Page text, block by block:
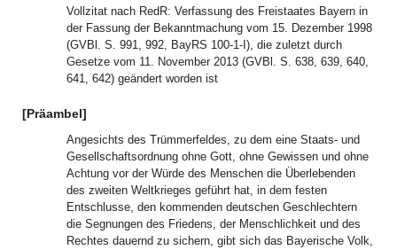
Vollzitat nach RedR: Verfassung des Freistaates Bayern in
der Fassung der Bekanntmachung vom 15. Dezember 1998
(GVBl. S. 991, 992, BayRS 100-1-I), die zuletzt durch
Gesetze vom 11. November 2013 (GVBl. S. 638, 639, 640,
641, 642) geändert worden ist
[Präambel]
Angesichts des Trümmerfeldes, zu dem eine Staats- und
Gesellschaftsordnung ohne Gott, ohne Gewissen und ohne
Achtung vor der Würde des Menschen die Überlebenden
des zweiten Weltkrieges geführt hat, in dem festen
Entschlusse, den kommenden deutschen Geschlechtern
die Segnungen des Friedens, der Menschlichkeit und des
Rechtes dauernd zu sichern, gibt sich das Bayerische Volk,